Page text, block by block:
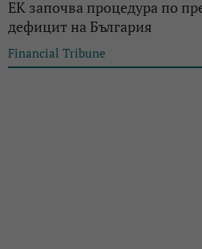
ЕК започва процедура по
дефицит на България
Financial Tribune